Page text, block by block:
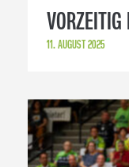
11. AUGUST 2025